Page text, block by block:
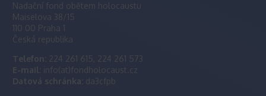
Nadační fond obětem holocaustu
Maiselova 38/15
110 00 Praha 1
Česká republika
Telefon: 224 261 615, 224 261 573
E-mail: info(at)fondholocaust.cz
Datová schránka: da3cfpb